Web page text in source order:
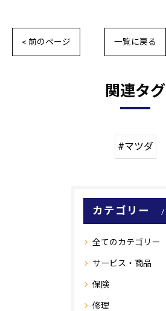
< 前のページ 一覧に戻る
関連タグ
#マツダ
カテゴリー
全てのカテゴリー
サービス・商品
保険
修理